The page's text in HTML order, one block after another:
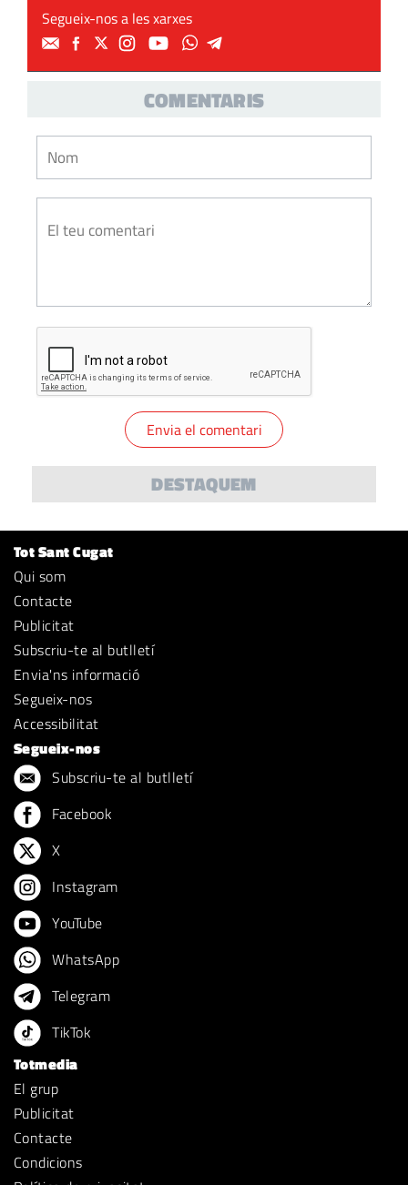
Segueix-nos a les xarxes
COMENTARIS
DESTAQUEM
Tot Sant Cugat
Qui som
Contacte
Publicitat
Subscriu-te al butlletí
Envia'ns informació
Segueix-nos
Accessibilitat
Segueix-nos
Subscriu-te al butlletí
Facebook
X
Instagram
YouTube
WhatsApp
Telegram
TikTok
Totmedia
El grup
Publicitat
Contacte
Condicions